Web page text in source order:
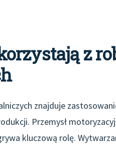
z
znajduje
Przemysł
kluczową rolę.